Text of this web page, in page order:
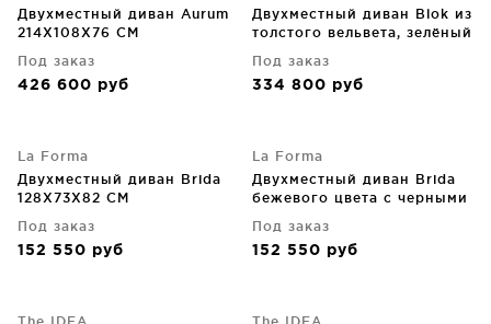
Двухместный диван Aurum
214X108X76 CM
Под заказ
426 600 руб
Двухместный диван Blok из
толстого вельвета, зелёный
Под заказ
334 800 руб
La Forma
Двухместный диван Brida
128X73X82 CM
Под заказ
152 550 руб
La Forma
Двухместный диван Brida
бежевого цвета с черными
Под заказ
152 550 руб